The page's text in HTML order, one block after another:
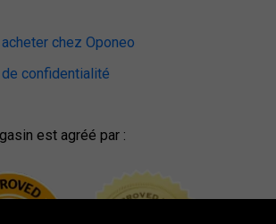
chez Oponeo
confidentialité
est agréé par :